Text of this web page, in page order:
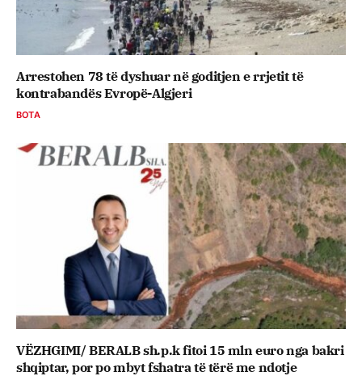
Arrestohen 78 të dyshuar në goditjen e rrjetit të
kontrabandës Evropë-Algjeri
BOTA
VËZHGIMI/ BERALB sh.p.k fitoi 15 mln euro nga bakri
shqiptar, por po mbyt fshatra të tërë me ndotje